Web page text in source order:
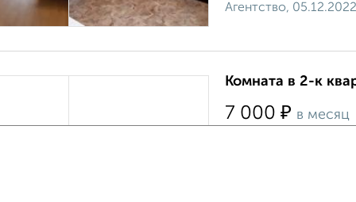
Агентство, 05.12.2022
Комната в 2-к
7 000 ₽ в месяц